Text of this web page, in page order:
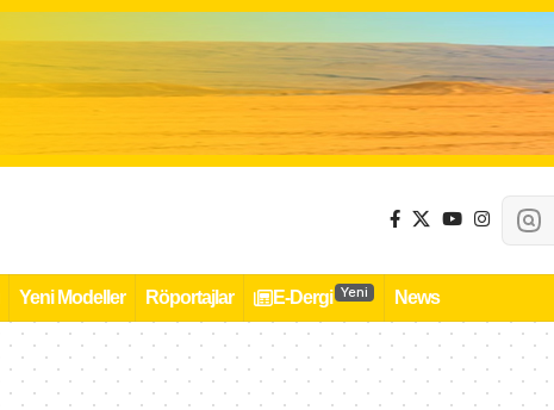
Yeni Modeller Röportajlar E-Dergi Yeni News